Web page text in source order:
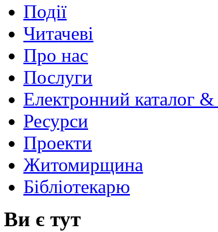
Події
Читачеві
Про нас
Послуги
Електронний каталог
Ресурси
Проекти
Житомирщина
Бібліотекарю
Ви є тут